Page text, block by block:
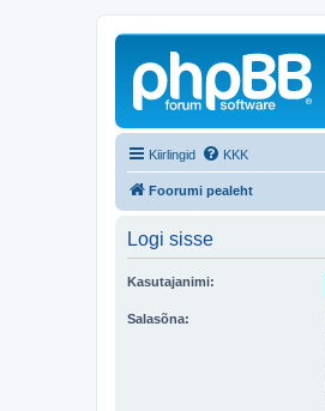
Kiirlingid KKK
Foorumi pealeht
Logi sisse
Kasutajanimi:
Salasõna: